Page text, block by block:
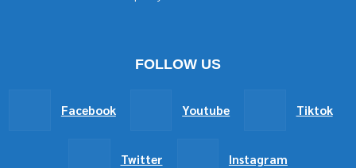
FOLLOW US
Facebook Youtube Tiktok
Twitter Instagram